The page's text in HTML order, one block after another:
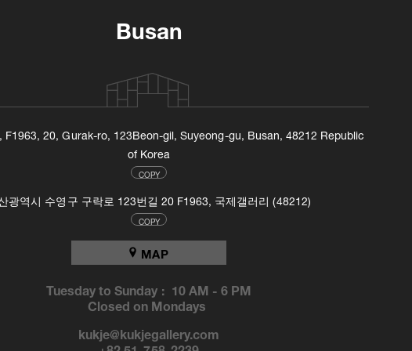
Busan
F1963, 20, Gurak-ro, 123Beon-gil, Suyeong-gu, Busan, 48212 Republic
of Korea
COPY
광역시 수영구 구락로 123번길 20 F1963, 국제갤러리 (48212)
COPY
MAP
Tuesday to Sunday : 10 AM-6 PM
Closed on Mondays
kukje@kukjegallery.com